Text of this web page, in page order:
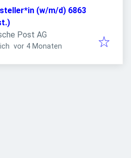
(w/m/d) 6863
Post AG
Veröffentlicht:
vor 4 Monaten